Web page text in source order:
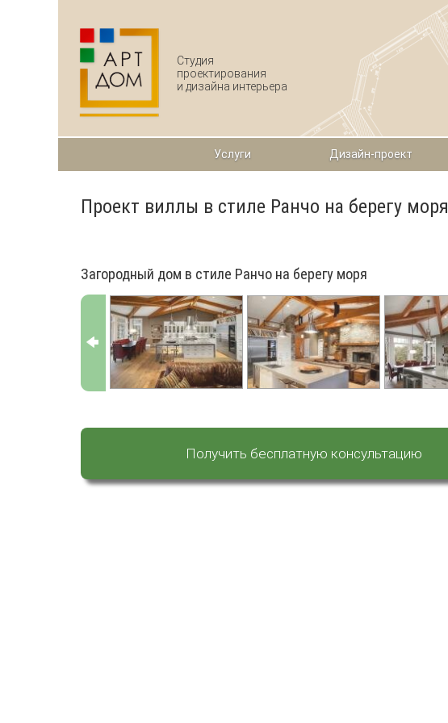
Студия
проектирования
и дизайна интерьера
Услуги Дизайн-проект
Проект виллы в стиле Ранчо на берегу моря
Загородный дом в стиле Ранчо на берегу моря
Получить бесплатную консультацию